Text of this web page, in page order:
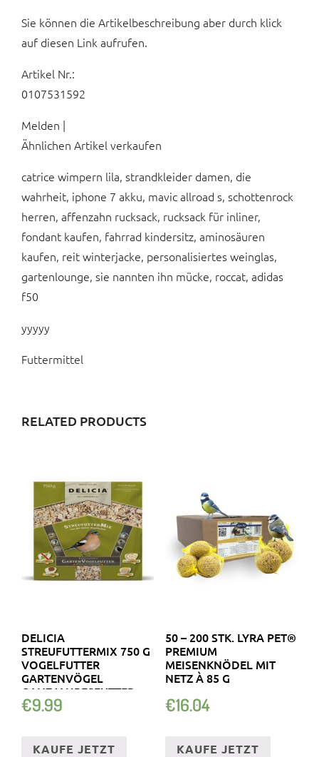
Sie können die Artikelbeschreibung aber durch klick
auf diesen Link aufrufen.
Artikel Nr.:
0107531592
Melden |
Ähnlichen Artikel verkaufen
catrice wimpern lila, strandkleider damen, die
wahrheit, iphone 7 akku, mavic allroad s, schottenrock
herren, affenzahn rucksack, rucksack für inliner,
fondant kaufen, fahrrad kindersitz, aminosäuren
kaufen, reit winterjacke, personalisiertes weinglas,
gartenlounge, sie nannten ihn mücke, roccat, adidas
f50
yyyyy
Futtermittel
RELATED PRODUCTS
DELICIA
STREUFUTTERMIX 750 G
VOGELFUTTER
GARTENVÖGEL
GANZJAHRESFUTTER
€9.99
KAUFE JETZT
50 – 200 STK. LYRA PET®
PREMIUM
MEISENKNÖDEL MIT
NETZ À 85 G
€16.04
KAUFE JETZT